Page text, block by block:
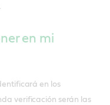
en mi
en los
verificación serán las